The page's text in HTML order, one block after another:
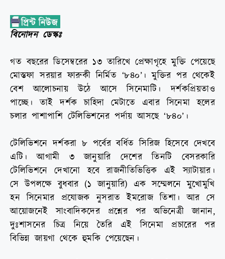
বিনোদন ডেস্কঃ
গত বছরের ডিসেম্বরের ১৩ তারিখে প্রেক্ষাগৃহে মুক্তি পেয়েছে
মোস্তফা সরয়ার ফারুকী নির্মিত ‘৮৪০’। মুক্তির পর থেকেই
বেশ আলোচনায় উঠে আসে সিনেমাটি। দর্শকপ্রিয়তাও
পাচ্ছে। তাই দর্শক চাহিদা মেটাতে এবার সিনেমা হলের
চলার পাশাপাশি টেলিভিশনের পর্দায় আসছে ‘৮৪০’।
টেলিভিশনে দর্শকরা ৮ পর্বের বর্ধিত সিরিজ হিসেবে দেখবে
এটি। আগামী ৩ জানুয়ারি দেশের তিনটি বেসরকারি
টেলিভিশনে দেখানো হবে রাজনীতিভিত্তিক এই স্যাটায়ার।
সে উপলক্ষে বুধবার (১ জানুয়ারি) এক সম্মেলনে মুখোমুখি
হন সিনেমার প্রযোজক নুসরাত ইমরোজ তিশা। আর সে
আয়োজনেই সাংবাদিকদের প্রশ্নের পর অভিনেত্রী জানান,
দুঃশাসনের চিত্র নিয়ে তৈরি এই সিনেমা প্রচারের পর
বিভিন্ন জায়গা থেকে হুমকি পেয়েছেন।